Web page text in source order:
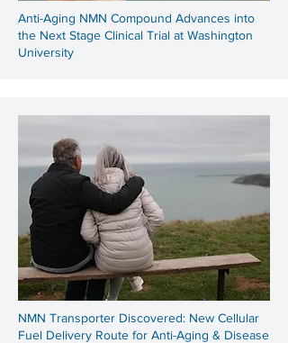
Anti-Aging NMN Compound Advances into
the Next Stage Clinical Trial at Washington
University
NMN Transporter Discovered: New Cellular
Fuel Delivery Route for Anti-Aging & Disease